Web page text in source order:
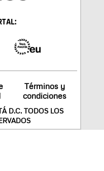
Términos y
condiciones
D.C. TODOS LOS